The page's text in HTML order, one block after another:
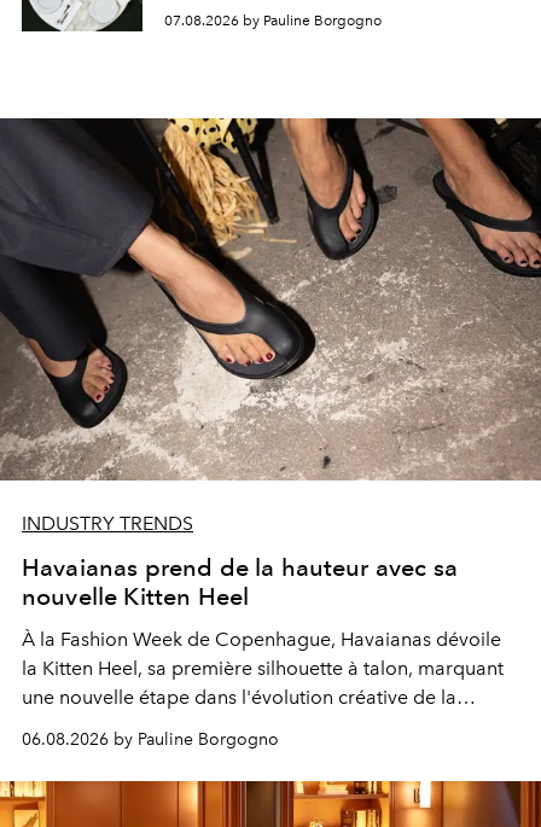
07.08.2026 by Pauline Borgogno
INDUSTRY TRENDS
Havaianas prend de la hauteur avec sa
nouvelle Kitten Heel
À la Fashion Week de Copenhague, Havaianas dévoile
la Kitten Heel, sa première silhouette à talon, marquant
une nouvelle étape dans l'évolution créative de la
06.08.2026 by Pauline Borgogno